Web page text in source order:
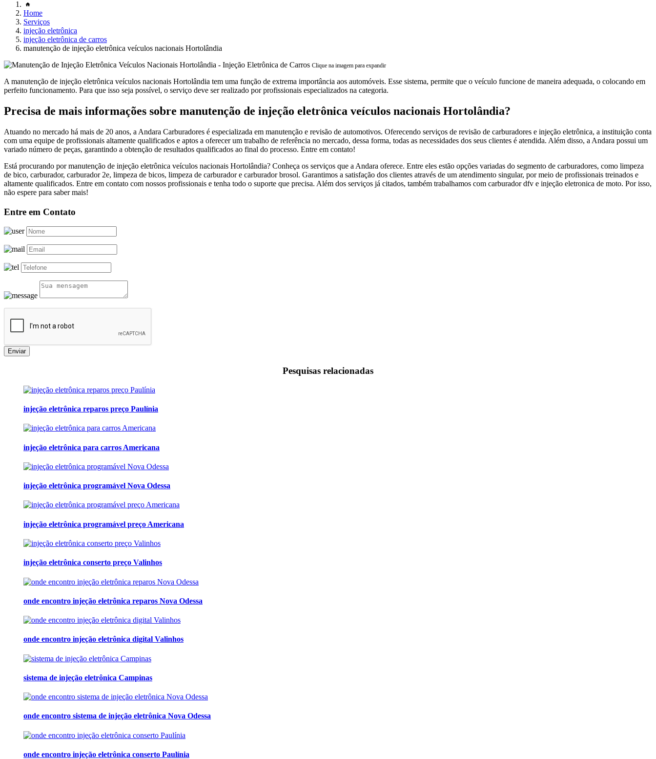
Home
Serviços
injeção eletrônica
injeção eletrônica de carros
manutenção de injeção eletrônica veículos nacionais Hortolândia
Clique na imagem para expandir
A manutenção de injeção eletrônica veículos nacionais Hortolândia tem uma função de extrema importância aos automóveis. Esse sistema, permite que o veículo funcione de maneira adequada, o colocando em
perfeito funcionamento. Para que isso seja possível, o serviço deve ser realizado por profissionais especializados na categoria.
Precisa de mais informações sobre manutenção de injeção eletrônica veículos nacionais Hortolândia?
Atuando no mercado há mais de 20 anos, a Andara Carburadores é especializada em manutenção e revisão de automotivos. Oferecendo serviços de revisão de carburadores e injeção eletrônica, a instituição conta
com uma equipe de profissionais altamente qualificados e aptos a oferecer um trabalho de referência no mercado, dessa forma, todas as necessidades dos seus clientes é atendida. Além disso, a Andara possui um
variado número de peças, garantindo a obtenção de resultados qualificados ao final do processo. Entre em contato!
Está procurando por manutenção de injeção eletrônica veículos nacionais Hortolândia? Conheça os serviços que a Andara oferece. Entre eles estão opções variadas do segmento de carburadores, como limpeza
de bico, carburador, carburador 2e, limpeza de bicos, limpeza de carburador e carburador brosol. Garantimos a satisfação dos clientes através de um atendimento singular, por meio de profissionais treinados e
altamente qualificados. Entre em contato com nossos profissionais e tenha todo o suporte que precisa. Além dos serviços já citados, também trabalhamos com carburador dfv e injeção eletronica de moto. Por isso,
não espere para saber mais!
Entre em Contato
Enviar
Pesquisas relacionadas
injeção eletrônica reparos preço Paulínia
injeção eletrônica para carros Americana
injeção eletrônica programável Nova Odessa
injeção eletrônica programável preço Americana
injeção eletrônica conserto preço Valinhos
onde encontro injeção eletrônica reparos Nova Odessa
onde encontro injeção eletrônica digital Valinhos
sistema de injeção eletrônica Campinas
onde encontro sistema de injeção eletrônica Nova Odessa
onde encontro injeção eletrônica conserto Paulínia